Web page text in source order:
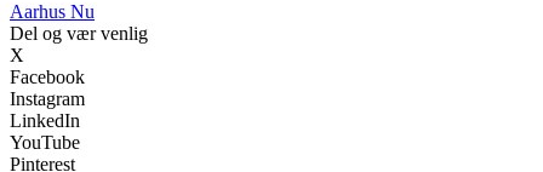
Aarhus Nu
Del og vær venlig
X
Facebook
Instagram
LinkedIn
YouTube
Pinterest